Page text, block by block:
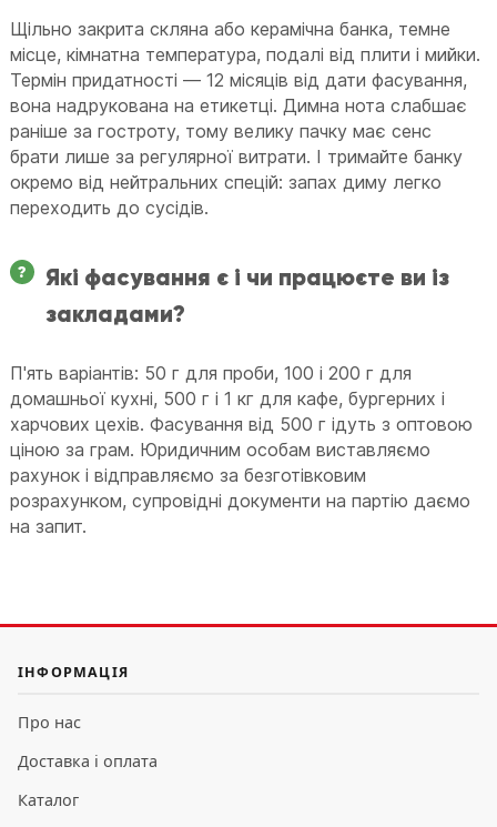
Щільно закрита скляна або керамічна банка, темне
місце, кімнатна температура, подалі від плити і мийки.
Термін придатності — 12 місяців від дати фасування,
вона надрукована на етикетці. Димна нота слабшає
раніше за гостроту, тому велику пачку має сенс
брати лише за регулярної витрати. І тримайте банку
окремо від нейтральних спецій: запах диму легко
переходить до сусідів.
Які фасування є і чи працюєте ви із
закладами?
П'ять варіантів: 50 г для проби, 100 і 200 г для
домашньої кухні, 500 г і 1 кг для кафе, бургерних і
харчових цехів. Фасування від 500 г ідуть з оптовою
ціною за грам. Юридичним особам виставляємо
рахунок і відправляємо за безготівковим
розрахунком, супровідні документи на партію даємо
на запит.
ІНФОРМАЦІЯ
Про нас
Доставка і оплата
Каталог